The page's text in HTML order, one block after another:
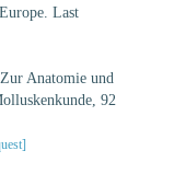
Last
Anatomie und
92